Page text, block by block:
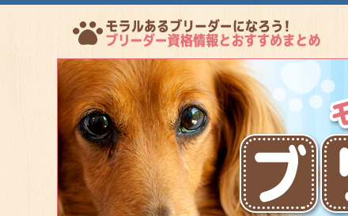
ブリーダー資格
ペットの血統を守り、健康に育て、飼い主となる
に必要な情報とおすすめの資格・講座についてわ